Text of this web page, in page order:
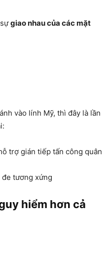
giao nhau của các mặt
vào lính Mỹ, thì đây là lần
trợ gián tiếp tấn công quân
đe tương xứng
hiểm hơn cả